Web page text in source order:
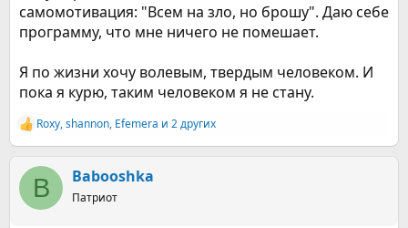
самомотивация: "Всем на зло, но брошу". Даю себе
программу, что мне ничего не помешает.
Я по жизни хочу волевым, твердым человеком. И
пока я курю, таким человеком я не стану.
Р
е
к
ц
и
Roxy,shannon, Efemera и 2 других
B Babooshka
Патриот